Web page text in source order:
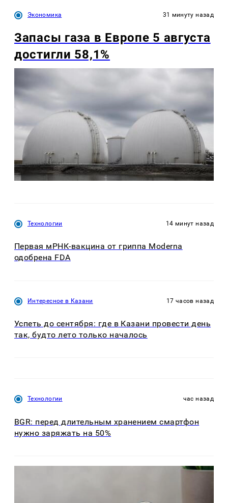
Экономика 31 минуту назад
Запасы газа в Европе 5 августа
достигли 58,1%
Технологии 14 минут назад
Первая мРНК-вакцина от гриппа Moderna
одобрена FDA
Интересное в Казани 17 часов назад
Успеть до сентября: где в Казани провести день
так, будто лето только началось
Технологии час назад
BGR: перед длительным хранением смартфон
нужно заряжать на 50%